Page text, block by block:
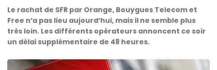
Le rachat de SFR par Orange, Bouygues Telecom et
Free n’a pas lieu aujourd’hui, mais il ne semble plus
très loin. Les différents opérateurs annoncent ce soir
un délai supplémentaire de 48 heures.